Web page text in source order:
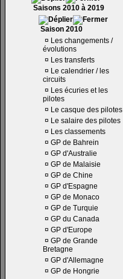
Saisons 2010 à 2019
Saison 2010
¤ Les changements /
évolutions
¤ Les transferts
¤ Le calendrier / les
circuits
¤ Les écuries et les
pilotes
¤ Le casque des pilotes
¤ Le salaire des pilotes
¤ Les classements
¤ GP de Bahrein
¤ GP d'Australie
¤ GP de Malaisie
¤ GP de Chine
¤ GP d'Espagne
¤ GP de Monaco
¤ GP de Turquie
¤ GP du Canada
¤ GP d'Europe
¤ GP de Grande
Bretagne
¤ GP d'Allemagne
¤ GP de Hongrie